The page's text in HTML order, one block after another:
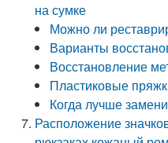
на сумке
Можно ли
Варианты
Восстановление
Пластиковые
Когда лучше
Расположение